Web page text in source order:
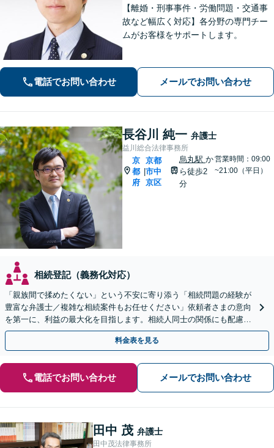
【離婚・刑事事件・労働問題・交通事
故など幅広く対応】各分野の専門チー
ムがお客様をサポートします。
電話でお問い合わせ メールでお問い合わせ
長谷川 純一 弁護士
益川総合法律事務所
京
都
府
|
京都
市中
京区
烏丸駅 か
ら徒歩2
分
営業時間：09:00
~21:00（平日）
相続登記（義務化対応）
「親族間で揉めたくない」という不安に寄り添う「相続問題の経験が
豊富な弁護士／複雑な相続案件もお任せください」依頼者さまの意向
を第一に、利益の最大化を目指します。相続人同士の関係にも配慮
し、きめ細やかに対応
料金表を見る
電話でお問い合わせ メールでお問い合わせ
田中 茂 弁護士
田中茂法律事務所